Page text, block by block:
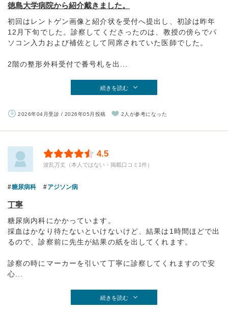
徳島大学病院から紹介戴きました。
初回はレントゲン画像と紹介状を受付へ提出し、初診は昨年
12月下旬でした。診察してくださったのは、教授の傍らでパ
ソコン入力および補佐として同席されていた医師でした。
2階の整形外科受付で番号札を出...
続きを読む
2026年04月受診 / 2026年05月投稿 2人が参考になった
4.5
波乱万丈（本人ではない・掲載口コミ1件）
糖尿病科 アジソン病
丁寧
糖尿病内科にかかっています。
採血はかなり待たないといけないけど、結果は1時間ほどで出
るので、診察前に先生が結果の紙を出してくれます。
診察の時にマーカーを引いて丁寧に診察してくれますので安
心...
続きを読む